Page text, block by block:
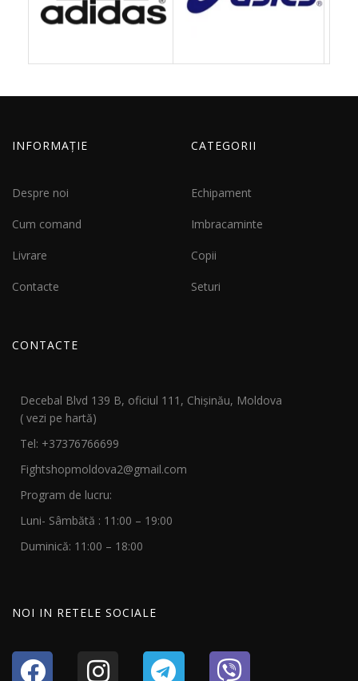
INFORMAȚIE
Despre noi
Cum comand
Livrare
Contacte
CATEGORII
Echipament
Imbracaminte
Copii
Seturi
CONTACTE
Decebal Blvd 139 B, oficiul 111, Chișinău, Moldova
( vezi pe hartă)
Tel: +37376766699
Fightshopmoldova2@gmail.com
Program de lucru:
Luni- Sâmbătă : 11:00 – 19:00
Duminică: 11:00 – 18:00
NOI IN RETELE SOCIALE